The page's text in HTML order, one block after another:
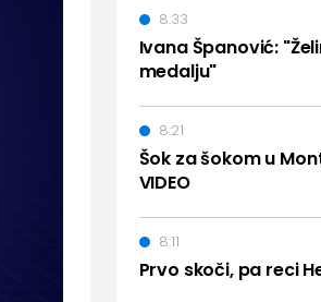
Ivana Španović:
medalju"
8:33
Šok za šokom u
VIDEO
8:21
Prvo skoči, pa reci
8:11